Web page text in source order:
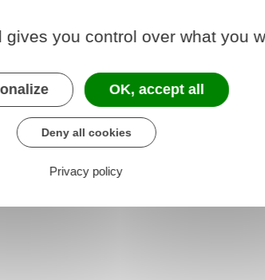
you control over what you
OK, accept all
Deny all cookies
Privacy policy